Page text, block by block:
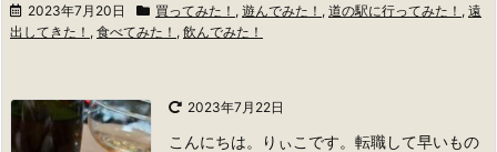
2023年7月20日 買ってみた！ , 遊んでみた！ , 道の駅に行ってみた！ , 遠
出してきた！ , 食べてみた！ , 飲んでみた！
2023年7月22日
こんにちは。りぃこです。 転職して早いもの